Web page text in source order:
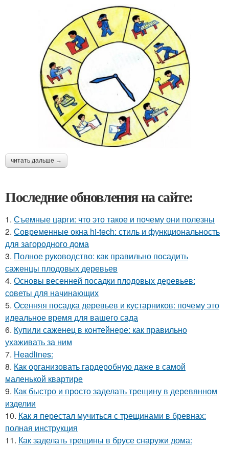
читать дальше →
Последние обновления на сайте:
1. Съемные царги: что это такое и почему они полезны
2. Современные окна hi-tech: стиль и функциональность
для загородного дома
3. Полное руководство: как правильно посадить
саженцы плодовых деревьев
4. Основы весенней посадки плодовых деревьев:
советы для начинающих
5. Осенняя посадка деревьев и кустарников: почему это
идеальное время для вашего сада
6. Купили саженец в контейнере: как правильно
ухаживать за ним
7. Headlines:
8. Как организовать гардеробную даже в самой
маленькой квартире
9. Как быстро и просто заделать трещину в деревянном
изделии
10. Как я перестал мучиться с трещинами в бревнах:
полная инструкция
11. Как заделать трещины в брусе снаружи дома: